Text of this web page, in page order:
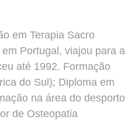
em Terapia Sacro
Portugal, viajou para a
até 1992. Formação
do Sul); Diploma em
na área do desporto
de Osteopatia